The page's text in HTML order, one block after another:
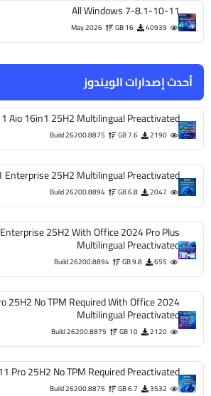
أحدث إصدارات الويندوز
Aio 16in1 25H2 Multilingual Preactivated
2190
7.6 GB
Build 26200.8875
Enterprise 25H2 Multilingual Preactivated
2047
6.8 GB
Build 26200.8894
25H2 With Office 2024 Pro Plus
Multilingual Preactivated
655
9.8 GB
Build 26200.8894
25H2 No TPM Required With Office 2024
Multilingual Preactivated
2120
10 GB
Build 26200.8875
Pro 25H2 No TPM Required Preactivated
3532
6.7 GB
Build 26200.8875
All Windows 7-8.1-10-11
40939
16 GB
May 2026